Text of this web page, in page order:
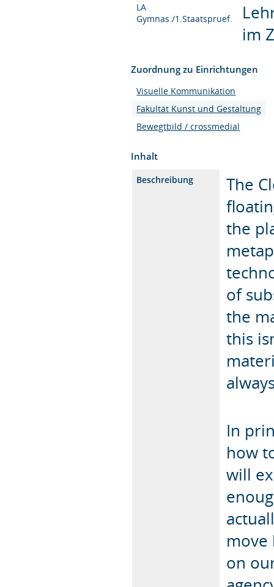
LA
Gymnas./1.Staatspruef.
im
Zuordnung zu Einrichtungen
Visuelle Kommunikation
Fakultät Kunst und Gestaltung
Bewegtbild / crossmedial
Inhalt
Beschreibung
The
the
of
the
this
In
how
will
move
on